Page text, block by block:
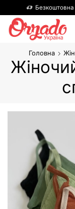
Безкоштовна
Головна